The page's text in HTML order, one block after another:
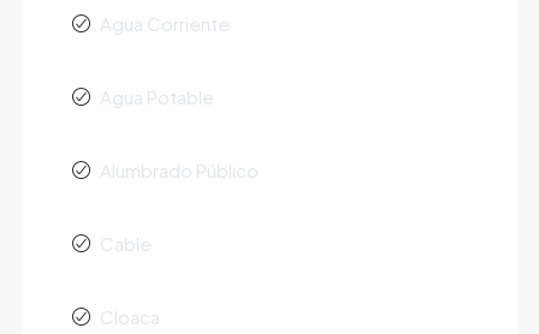
Agua Corriente
Agua Potable
Alumbrado Público
Cable
Cloaca